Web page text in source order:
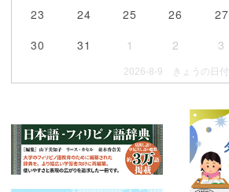
23
24 25 26 27
30
31 1 2 3
2026-8-9 きょうの日付